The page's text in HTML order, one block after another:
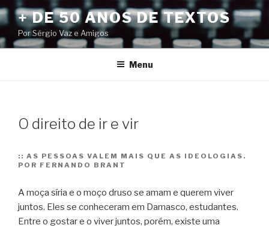
Pular
para
o
conteúdo
+ DE 50 ANOS DE TEXTOS
Por Sérgio Vaz e Amigos
Menu
O direito de ir e vir
:: AS PESSOAS VALEM MAIS QUE AS IDEOLOGIAS.
POR FERNANDO BRANT
A moça síria e o moço druso se amam e querem viver
juntos. Eles se conheceram em Damasco, estudantes.
Entre o gostar e o viver juntos, porém, existe uma